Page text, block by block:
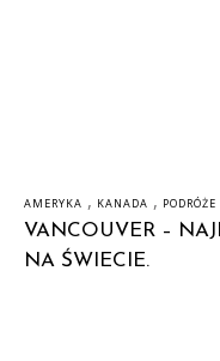
AMERYKA , KANADA , PODRÓŻE
VANCOUVER –
NA ŚWIECIE.